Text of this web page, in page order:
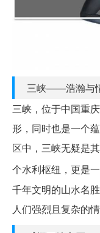
三峡——浩瀚与
三峡，位于中国重
形，同时也是一个
区中，三峡无疑是
个水利枢纽，更是
千年文明的山水名
人们强烈且复杂的情